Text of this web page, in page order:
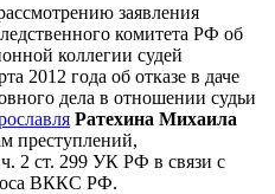
заявления
комитета РФ об
коллегии судей
2012 года об отказе в даче
дела в отношении судьи
Ратехина Михаила
преступлений,
2 ст. 299 УК РФ в связи с
ВККС РФ.